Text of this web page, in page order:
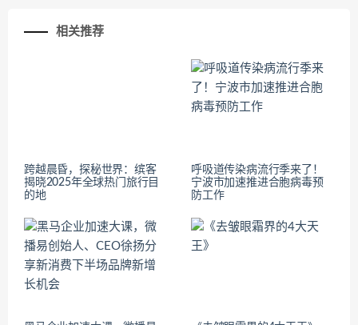
相关推荐
跨越晨昏，探秘世界：缤客
揭晓2025年全球热门旅行目
的地
呼吸道传染病流行季来了！
宁波市加速推进合胞病毒预
防工作